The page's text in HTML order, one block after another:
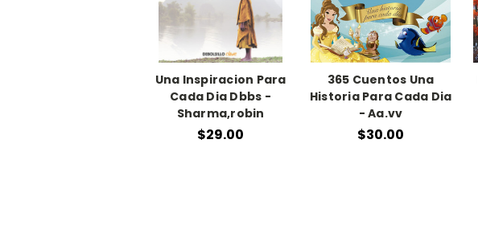
Una Inspiracion Para
Cada Dia Dbbs -
Sharma,robin
$29.00
365 Cuentos Una
Historia Para Cada Dia
- Aa.vv
$30.00